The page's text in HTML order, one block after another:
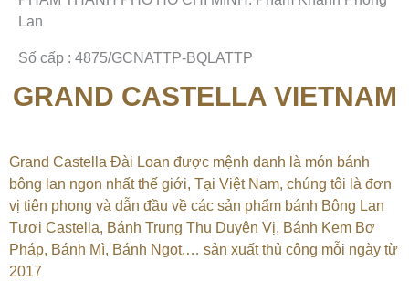
Lan
Số cấp : 4875/GCNATTP-BQLATTP
GRAND CASTELLA VIETNAM
Grand Castella Đài Loan được mệnh danh là món bánh
bông lan ngon nhất thế giới, Tại Việt Nam, chúng tôi là đơn
vị tiên phong và dẫn đầu về các sản phẩm bánh Bông Lan
Tươi Castella, Bánh Trung Thu Duyên Vị, Bánh Kem Bơ
Pháp, Bánh Mì, Bánh Ngọt,… sản xuất thủ công mỗi ngày từ
2017